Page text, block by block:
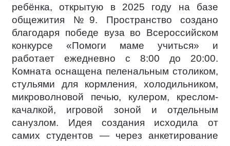
ребёнка, открытую в 2025 году на базе
общежития №9. Пространство создано
благодаря победе вуза во Всероссийском
конкурсе «Помоги маме учиться» и
работает ежедневно с 8:00 до 20:00.
Комната оснащена пеленальным столиком,
стульями для кормления, холодильником,
микроволновой печью, кулером, креслом-
качалкой, игровой зоной и отдельным
санузлом. Идея создания исходила от
самих студентов — через анкетирование